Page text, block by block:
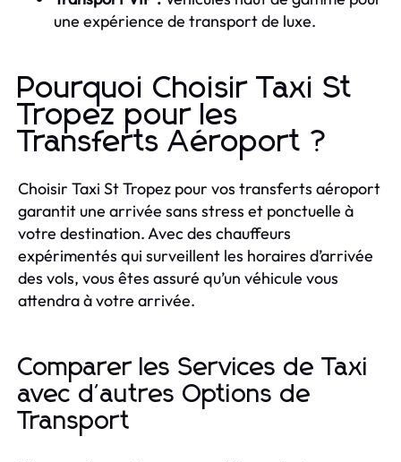
une expérience de transport de luxe.
Pourquoi Choisir Taxi St
Tropez pour les
Transferts Aéroport ?
Choisir Taxi St Tropez pour vos transferts aéroport
garantit une arrivée sans stress et ponctuelle à
votre destination. Avec des chauffeurs
expérimentés qui surveillent les horaires d’arrivée
des vols, vous êtes assuré qu’un véhicule vous
attendra à votre arrivée.
Comparer les Services de Taxi
avec d'autres Options de
Transport